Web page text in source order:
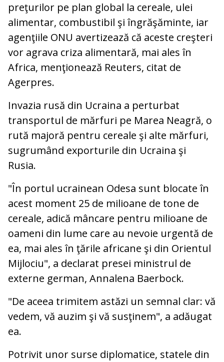
preţurilor pe plan global la cereale, ulei
alimentar, combustibil şi îngrăşăminte, iar
agenţiile ONU avertizează că aceste creşteri
vor agrava criza alimentară, mai ales în
Africa, menţionează Reuters, citat de
Agerpres.
Invazia rusă din Ucraina a perturbat
transportul de mărfuri pe Marea Neagră, o
rută majoră pentru cereale şi alte mărfuri,
sugrumând exporturile din Ucraina şi
Rusia.
"În portul ucrainean Odesa sunt blocate în
acest moment 25 de milioane de tone de
cereale, adică mâncare pentru milioane de
oameni din lume care au nevoie urgentă de
ea, mai ales în ţările africane şi din Orientul
Mijlociu", a declarat presei ministrul de
externe german, Annalena Baerbock.
"De aceea trimitem astăzi un semnal clar: vă
vedem, vă auzim şi vă susţinem", a adăugat
ea.
Potrivit unor surse diplomatice, statele din